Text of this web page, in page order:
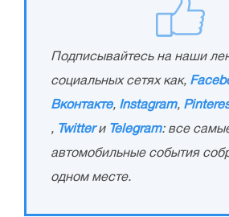
Подписывайтесь на наши
социальных сетях как,
Вконтакте, Instagram,
, Twitterи Telegram: все
автомобильные события
одном месте.